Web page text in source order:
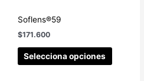
Soflens®59
$171.600
Selecciona opciones